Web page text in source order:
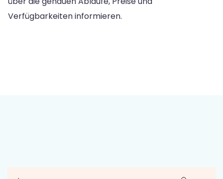
Verfügbarkeiten informieren.